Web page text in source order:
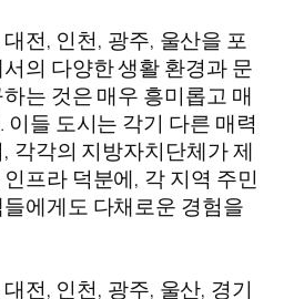
전, 인천, 광주, 울산을 포
의 다양한 생활 환경과 문
는 것은 매우 흥미롭고 매
이들 도시는 각기 다른 매력
각각의 지방자치단체가 제
프라 덕분에, 각 지역 주민
에게도 다채로운 경험을
전, 인천, 광주, 울산, 경기